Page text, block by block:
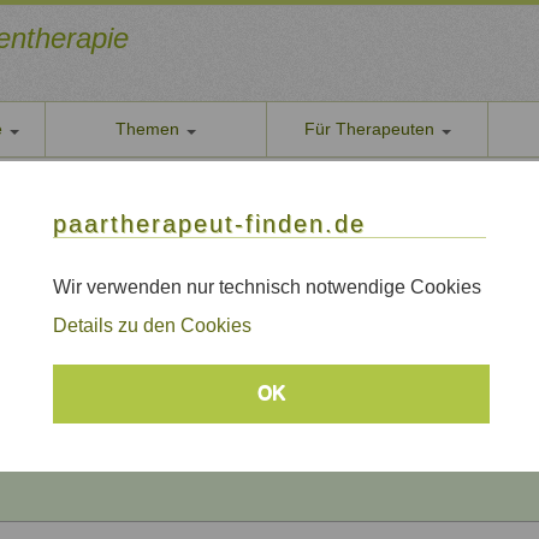
paartherapeut-finden.de
Wir verwenden nur technisch notwendige Cookies
Details zu den Cookies
OK
Themen Für Therapeuten
Wir
Themen Qualität
/ Paartherapie Friedberg (Bay)
Paartherapie Friedberg (Bay)
Beratungsthemen